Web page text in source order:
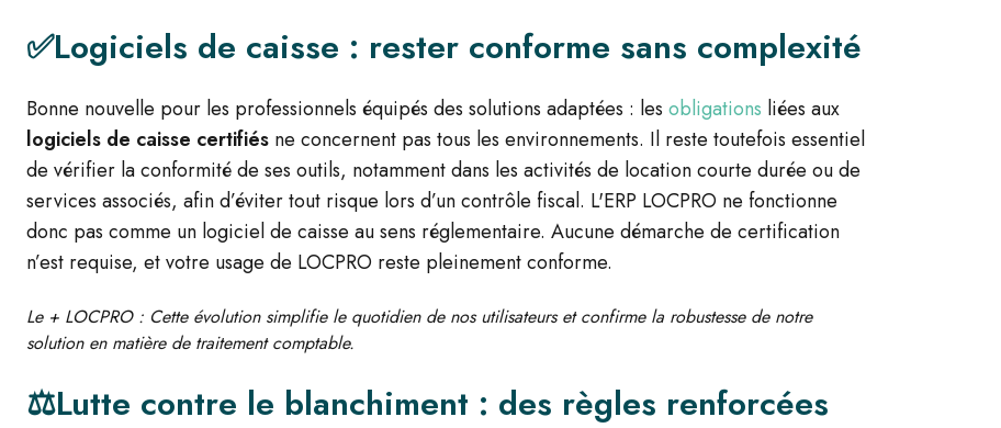
✅Logiciels de caisse : rester conforme sans complexité
Bonne nouvelle pour les professionnels équipés des solutions adaptées : les obligations liées aux
logiciels de caisse certifiés ne concernent pas tous les environnements. Il reste toutefois essentiel
de vérifier la conformité de ses outils, notamment dans les activités de location courte durée ou de
services associés, afin d’éviter tout risque lors d’un contrôle fiscal. L'ERP LOCPRO ne fonctionne
donc pas comme un logiciel de caisse au sens réglementaire. Aucune démarche de certification
n’est requise, et votre usage de LOCPRO reste pleinement conforme.
Le + LOCPRO : Cette évolution simplifie le quotidien de nos utilisateurs et confirme la robustesse de notre
solution en matière de traitement comptable.
⚖️Lutte contre le blanchiment : des règles renforcées